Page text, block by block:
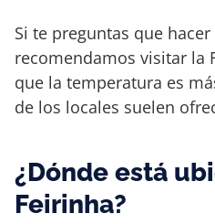
Si te preguntas que
recomendamos visitar la
que la temperatura es
de los locales suelen
¿Dónde está
Feirinha?